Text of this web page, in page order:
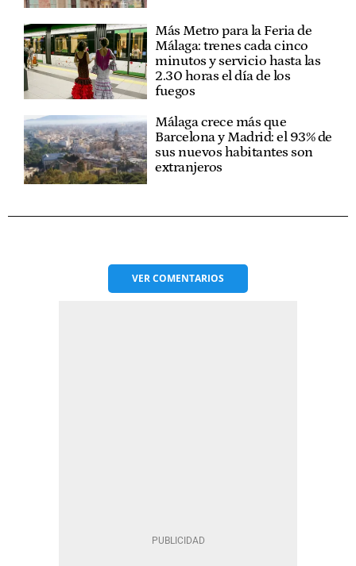
Más Metro para la Feria de
Málaga: trenes cada cinco
minutos y servicio hasta las
2.30 horas el día de los
fuegos
Málaga crece más que
Barcelona y Madrid: el 93% de
sus nuevos habitantes son
extranjeros
VERCOMENTARIOS